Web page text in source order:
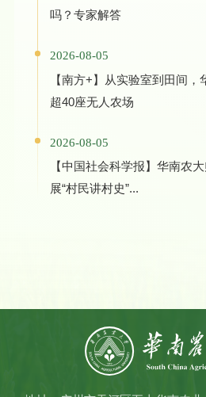
吗？专家解答
2026-08-05
【南方+】从实验室到田间
超40座无人农场
2026-08-05
【中国社会科学报】华南农
展“村民讲村史”...